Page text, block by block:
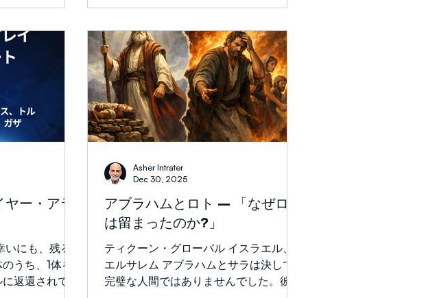
あ
見つかりま
瞬間は、しば
前の瞬間であ
その息子イサ
では、神はア
して捧げるよ
が契約を確立
(創世記17:19;
ると、この命
べてのことと
たのかを私た
ル人への手紙
ムが、神がイ
きず、虐殺が外部に報告されないよう
に、すべてのインターネット接続を遮断
しました。そのメディアの遮断の中で、
民兵はただ自国民に銃を向け、一斉殺害
しました。 どの政権も1週間足らずで
36,500人の自国民を殺害することは前
例がなく、許されるべきことであり、想
像もできません。 この虐殺に関する西
側メディアの全般的な沈黙は耳が痛いほ
どです。この沈黙は、過激派イスラムの
真の脅威に対する認識の欠如と、人権支
的混乱があることを示しています。(ま
た、過去2年間の国際的なイスラエルに
対する抗議は、無実の苦しみへの真の関
心というよりも、反イスラエル偏見によ
って動かされていたことを示唆していま
す。) ここ数週間、イスラエルはアゼル
ー・アラ
うち、1体を
返還されてい
アブラハムとロト – 「なぜロト
は留まったのか?」
ティクーン・グローバル イスラエル、
エルサレム アブラハムとサラは決して
完璧な人間ではありませんでした。彼ら
Asher Intrater
Dec 30, 2025